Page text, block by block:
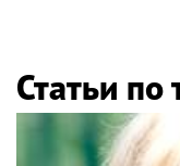
Статьи по